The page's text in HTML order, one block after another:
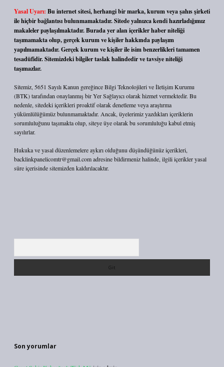
Yasal Uyarı: Bu internet sitesi, herhangi bir marka, kurum veya şahıs şirketi
ile hiçbir bağlantısı bulunmamaktadır. Sitede yalnızca kendi hazırladığımız
makaleler paylaşılmaktadır. Burada yer alan içerikler haber niteliği
taşımamakta olup, gerçek kurum ve kişiler hakkında paylaşım
yapılmamaktadır. Gerçek kurum ve kişiler ile isim benzerlikleri tamamen
tesadüfidir. Sitemizdeki bilgiler taslak halindedir ve tavsiye niteliği
taşımazlar.
Sitemiz, 5651 Sayılı Kanun gereğince Bilgi Teknolojileri ve İletişim Kurumu
(BTK) tarafından onaylanmış bir Yer Sağlayıcı olarak hizmet vermektedir. Bu
nedenle, sitedeki içerikleri proaktif olarak denetleme veya araştırma
yükümlülüğümüz bulunmamaktadır. Ancak, üyelerimiz yazdıkları içeriklerin
sorumluluğunu taşımakta olup, siteye üye olarak bu sorumluluğu kabul etmiş
sayılırlar.
Hukuka ve yasal düzenlemelere aykırı olduğunu düşündüğünüz içerikleri,
backlinkpanelicomtr@gmail.comadresine bildirmeniz halinde, ilgili içerikler yasal
süre içerisinde sitemizden kaldırılacaktır.
Son yorumlar